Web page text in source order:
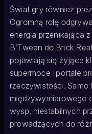
Świat gry również
Ogromną rolę
energia przenikająca
B’Tween do Brick
pojawiają się żyjące
supermoce i portale
rzeczywistości. Samo
międzywymiarowego
wysp, niestabilnych
prowadzących do